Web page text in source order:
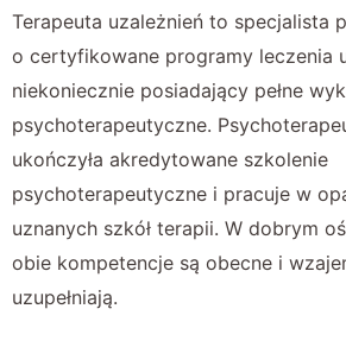
Terapeuta uzależnień to specjalista
o certyfikowane programy leczenia
niekoniecznie posiadający pełne
psychoterapeutyczne.
ukończyła akredytowane szkolenie
psychoterapeutyczne i pracuje w
uznanych szkół terapii. W dobrym
obie kompetencje są obecne i
uzupełniają.